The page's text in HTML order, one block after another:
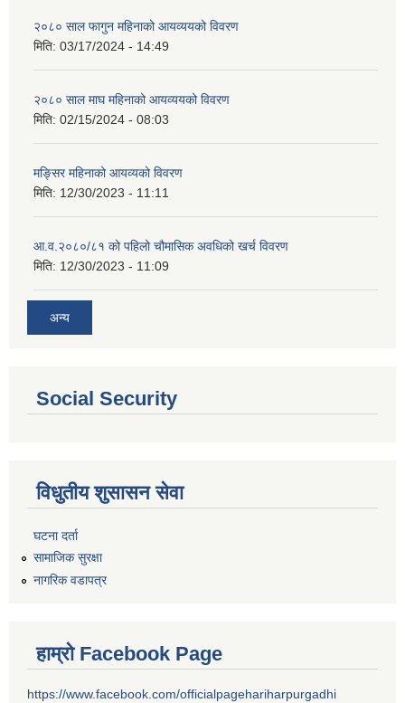
२०८० साल फागुन महिनाको आयव्ययको विवरण
मिति: 03/17/2024 - 14:49
२०८० साल माघ महिनाको आयव्ययको विवरण
मिति: 02/15/2024 - 08:03
मङ्सिर महिनाको आयव्यको विवरण
मिति: 12/30/2023 - 11:11
आ.व.२०८०/८१ को पहिलो चौमासिक अवधिको खर्च विवरण
मिति: 12/30/2023 - 11:09
अन्य
Social Security
विधुतीय शुसासन सेवा
घटना दर्ता
सामाजिक सुरक्षा
नागरिक वडापत्र
हाम्रो Facebook Page
https://www.facebook.com/officialpagehariharpurgadhi